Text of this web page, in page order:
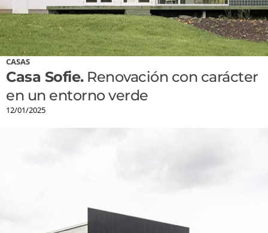
CASAS
Casa Sofie.Renovación con carácter
en un entorno verde
12/01/2025